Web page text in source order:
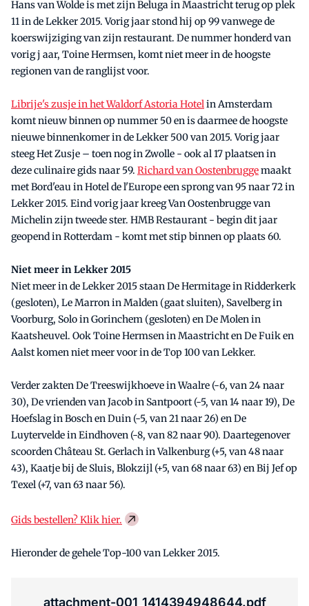
Hans van Wolde is met zijn Beluga in Maastricht terug op plek
11 in de Lekker 2015. Vorig jaar stond hij op 99 vanwege de
koerswijziging van zijn restaurant. De nummer honderd van
vorig j aar, Toine Hermsen, komt niet meer in de hoogste
regionen van de ranglijst voor.
Librije's zusje in het Waldorf Astoria Hotelin Amsterdam
komt nieuw binnen op nummer 50 en is daarmee de hoogste
nieuwe binnenkomer in de Lekker 500 van 2015. Vorig jaar
steeg Het Zusje – toen nog in Zwolle - ook al 17 plaatsen in
deze culinaire gids naar 59. Richard van Oostenbruggemaakt
met Bord'eau in Hotel de l'Europe een sprong van 95 naar 72 in
Lekker 2015. Eind vorig jaar kreeg Van Oostenbrugge van
Michelin zijn tweede ster. HMB Restaurant - begin dit jaar
geopend in Rotterdam - komt met stip binnen op plaats 60.
Niet meer in Lekker 2015
Niet meer in de Lekker 2015 staan De Hermitage in Ridderkerk
(gesloten), Le Marron in Malden (gaat sluiten), Savelberg in
Voorburg, Solo in Gorinchem (gesloten) en De Molen in
Kaatsheuvel. Ook Toine Hermsen in Maastricht en De Fuik en
Aalst komen niet meer voor in de Top 100 van Lekker.
Verder zakten De Treeswijkhoeve in Waalre (-6, van 24 naar
30), De vrienden van Jacob in Santpoort (-5, van 14 naar 19), De
Hoefslag in Bosch en Duin (-5, van 21 naar 26) en De
Luytervelde in Eindhoven (-8, van 82 naar 90). Daartegenover
scoorden Château St. Gerlach in Valkenburg (+5, van 48 naar
43), Kaatje bij de Sluis, Blokzijl (+5, van 68 naar 63) en Bij Jef op
Texel (+7, van 63 naar 56).
Gids bestellen? Klik hier.
Hieronder de gehele Top-100 van Lekker 2015.
attachment-001_1414394948644.pdf